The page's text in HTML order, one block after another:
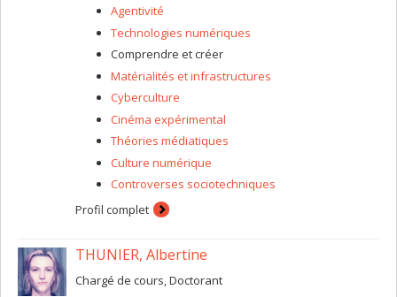
Agentivité
Technologies numériques
Comprendre et créer
Matérialités et infrastructures
Cyberculture
Cinéma expérimental
Théories médiatiques
Culture numérique
Controverses sociotechniques
Profil complet
THUNIER, Albertine
Chargé de cours, Doctorant